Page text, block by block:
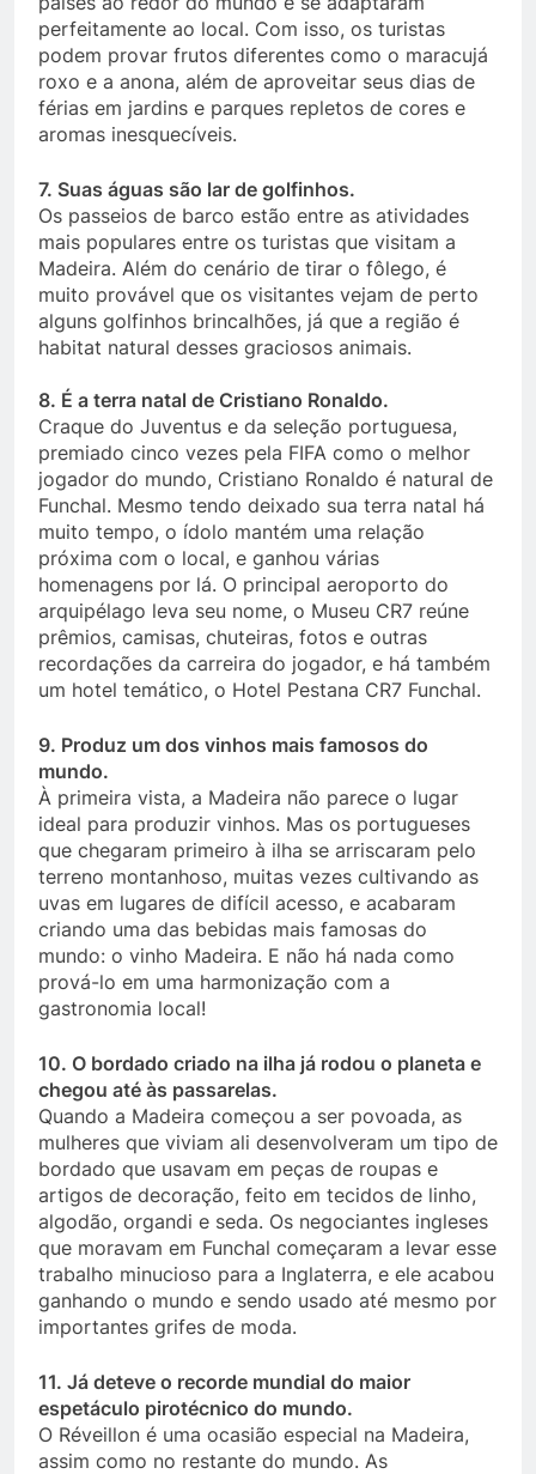
perfeitamente ao local. Com isso, os turistas
podem provar frutos diferentes como o maracujá
roxo e a anona, além de aproveitar seus dias de
férias em jardins e parques repletos de cores e
aromas inesquecíveis.
7. Suas águas são lar de golfinhos.
Os passeios de barco estão entre as atividades
mais populares entre os turistas que visitam a
Madeira. Além do cenário de tirar o fôlego, é
muito provável que os visitantes vejam de perto
alguns golfinhos brincalhões, já que a região é
habitat natural desses graciosos animais.
8. É a terra natal de Cristiano Ronaldo.
Craque do Juventus e da seleção portuguesa,
premiado cinco vezes pela FIFA como o melhor
jogador do mundo, Cristiano Ronaldo é natural de
Funchal. Mesmo tendo deixado sua terra natal há
muito tempo, o ídolo mantém uma relação
próxima com o local, e ganhou várias
homenagens por lá. O principal aeroporto do
arquipélago leva seu nome, o Museu CR7 reúne
prêmios, camisas, chuteiras, fotos e outras
recordações da carreira do jogador, e há também
um hotel temático, o Hotel Pestana CR7 Funchal.
9. Produz um dos vinhos mais famosos do
mundo.
À primeira vista, a Madeira não parece o lugar
ideal para produzir vinhos. Mas os portugueses
que chegaram primeiro à ilha se arriscaram pelo
terreno montanhoso, muitas vezes cultivando as
uvas em lugares de difícil acesso, e acabaram
criando uma das bebidas mais famosas do
mundo: o vinho Madeira. E não há nada como
prová-lo em uma harmonização com a
gastronomia local!
10. O bordado criado na ilha já rodou o planeta e
chegou até às passarelas.
Quando a Madeira começou a ser povoada, as
mulheres que viviam ali desenvolveram um tipo de
bordado que usavam em peças de roupas e
artigos de decoração, feito em tecidos de linho,
algodão, organdi e seda. Os negociantes ingleses
que moravam em Funchal começaram a levar esse
trabalho minucioso para a Inglaterra, e ele acabou
ganhando o mundo e sendo usado até mesmo por
importantes grifes de moda.
11. Já deteve o recorde mundial do maior
espetáculo pirotécnico do mundo.
O Réveillon é uma ocasião especial na Madeira,
assim como no restante do mundo. As